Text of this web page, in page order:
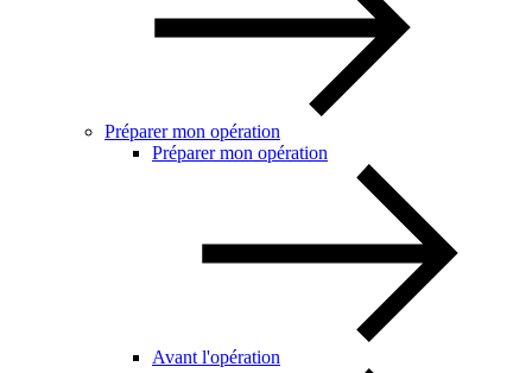
Préparer mon opération
Préparer mon opération
Avant l'opération